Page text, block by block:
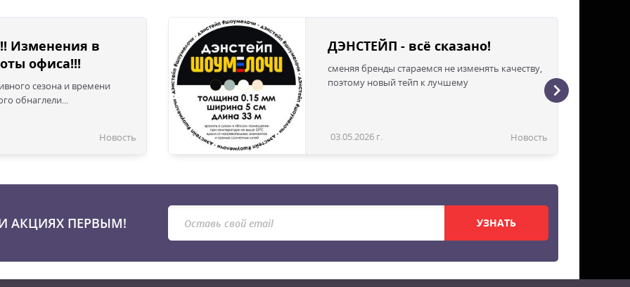
Изменения в
офиса!!!
сезона и времени
обнаглели...
Новость
ДЭНСТЕЙП - всё сказано!
сменяя бренды стараемся не изменять качеству,
поэтому новый тейп к лучшему
03.05.2026 г. Новость
АКЦИЯХ ПЕРВЫМ! УЗНАТЬ